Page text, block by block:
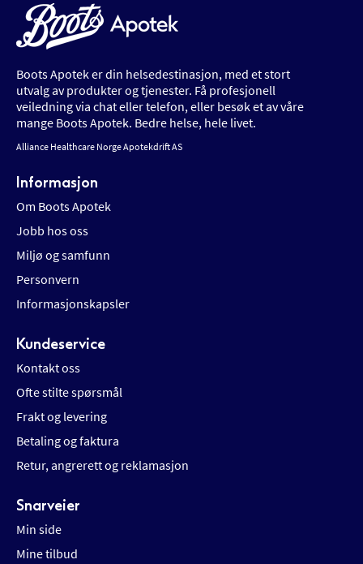
Boots Apotek er din helsedestinasjon, med et stort
utvalg av produkter og tjenester. Få profesjonell
veiledning via chat eller telefon, eller besøk et av våre
mange Boots Apotek. Bedre helse, hele livet.
Alliance Healthcare Norge Apotekdrift AS
Informasjon
Om Boots Apotek
Jobb hos oss
Miljø og samfunn
Personvern
Informasjonskapsler
Kundeservice
Kontakt oss
Ofte stilte spørsmål
Frakt og levering
Betaling og faktura
Retur, angrerett og reklamasjon
Snarveier
Min side
Mine tilbud